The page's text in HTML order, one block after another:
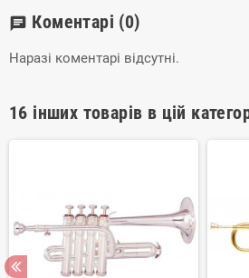
chat Коментарі (0)
Наразі коментарі відсутні.
16 інших товарів в цій